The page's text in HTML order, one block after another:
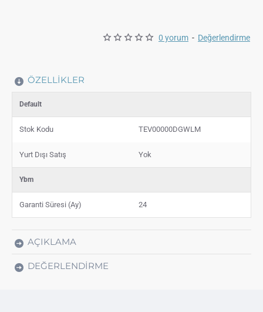
0 yorum - Değerlendirme
ÖZELLIKLER
Default
Stok Kodu TEV00000DGWLM
Yurt Dışı Satış Yok
Ybm
Garanti Süresi (Ay) 24
AÇIKLAMA
DEĞERLENDIRME